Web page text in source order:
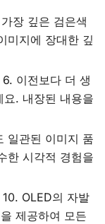
장 깊은 검은색
미지에 장대한 깊
6. 이전보다 더 생
. 내장된 내용을
일관된 이미지 품
한 시각적 경험을
10. OLED의 자발
제공하여 모든